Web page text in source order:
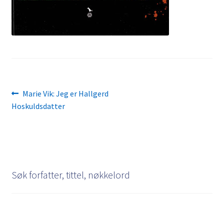
Innleggsnavigasjon
Forrige
innlegg:
Marie Vik: Jeg er Hallgerd
Hoskuldsdatter
Søk forfatter, tittel, nøkkelord